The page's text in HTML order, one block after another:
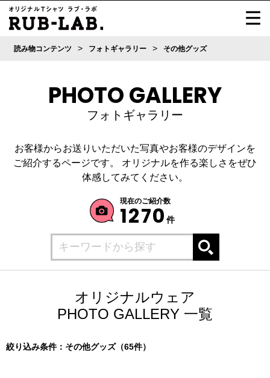
読み物コンテンツ > フォトギャラリー > その他グッズ
PHOTO GALLERY
フォトギャラリー
お客様からお送りいただいた写真やお客様のデザインを
ご紹介するページです。
オリジナルを作る楽しさをぜひ
体感してみてください。
現在のご紹介数
1270 件
オリジナルウェア
PHOTO GALLERY 一覧
絞り込み条件：その他グッズ（65件）